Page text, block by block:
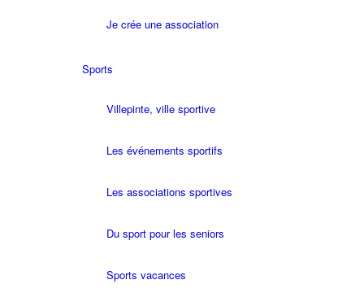
Je crée une association
Sports
Villepinte, ville sportive
Les événements sportifs
Les associations sportives
Du sport pour les seniors
Sports vacances